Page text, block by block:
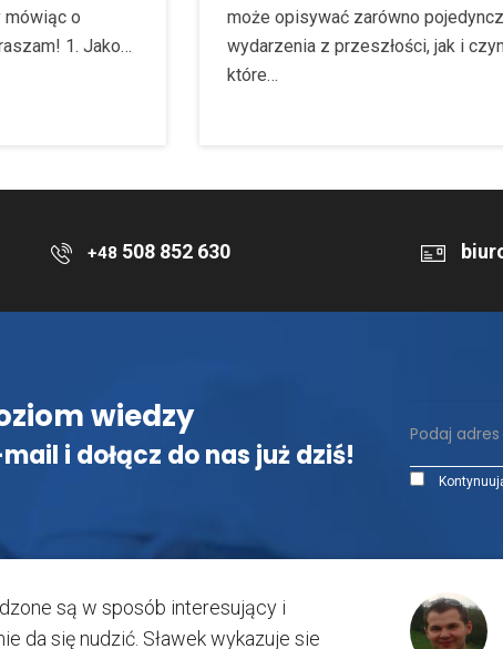
mówiąc o
1. Jako…
może opisywać zarówno
wydarzenia z przeszłości, jak i
które…
+48 508 852 630
wiedzy
i dołącz do nas już dziś!
są w sposób interesujący i
da się nudzić. Sławek wykazuje sie